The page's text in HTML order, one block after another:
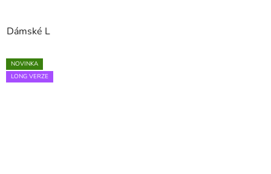
Dámské L
NOVINKA
LONG VERZE